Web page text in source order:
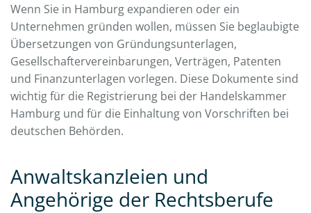
Wenn Sie in Hamburg expandieren oder ein
Unternehmen gründen wollen, müssen Sie beglaubigte
Übersetzungen von Gründungsunterlagen,
Gesellschaftervereinbarungen, Verträgen, Patenten
und Finanzunterlagen vorlegen. Diese Dokumente sind
wichtig für die Registrierung bei der Handelskammer
Hamburg und für die Einhaltung von Vorschriften bei
deutschen Behörden.
Anwaltskanzleien und
Angehörige der Rechtsberufe